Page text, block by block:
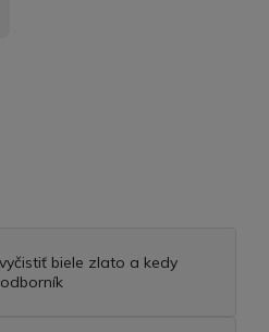
biele zlato a kedy